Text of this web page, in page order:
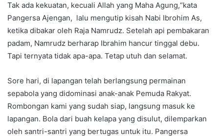
Tak ada kekuatan, kecuali Allah yang Maha Agung,“kata
Pangersa Ajengan, lalu mengutip kisah Nabi Ibrohim As,
ketika dibakar oleh Raja Namrudz. Setelah api pembakaran
padam, Namrudz berharap Ibrahim hancur tinggal debu.
Tapi ternyata tidak apa-apa. Tetap utuh dan selamat.
Sore hari, di lapangan telah berlangsung permainan
sepabola yang didominasi anak-anak Pemuda Rakyat.
Rombongan kami yang sudah siap, langsung masuk ke
lapangan. Bola dari buah kelapa yang disulut, dilemparkan
oleh santri-santri yang bertugas untuk itu. Pangersa